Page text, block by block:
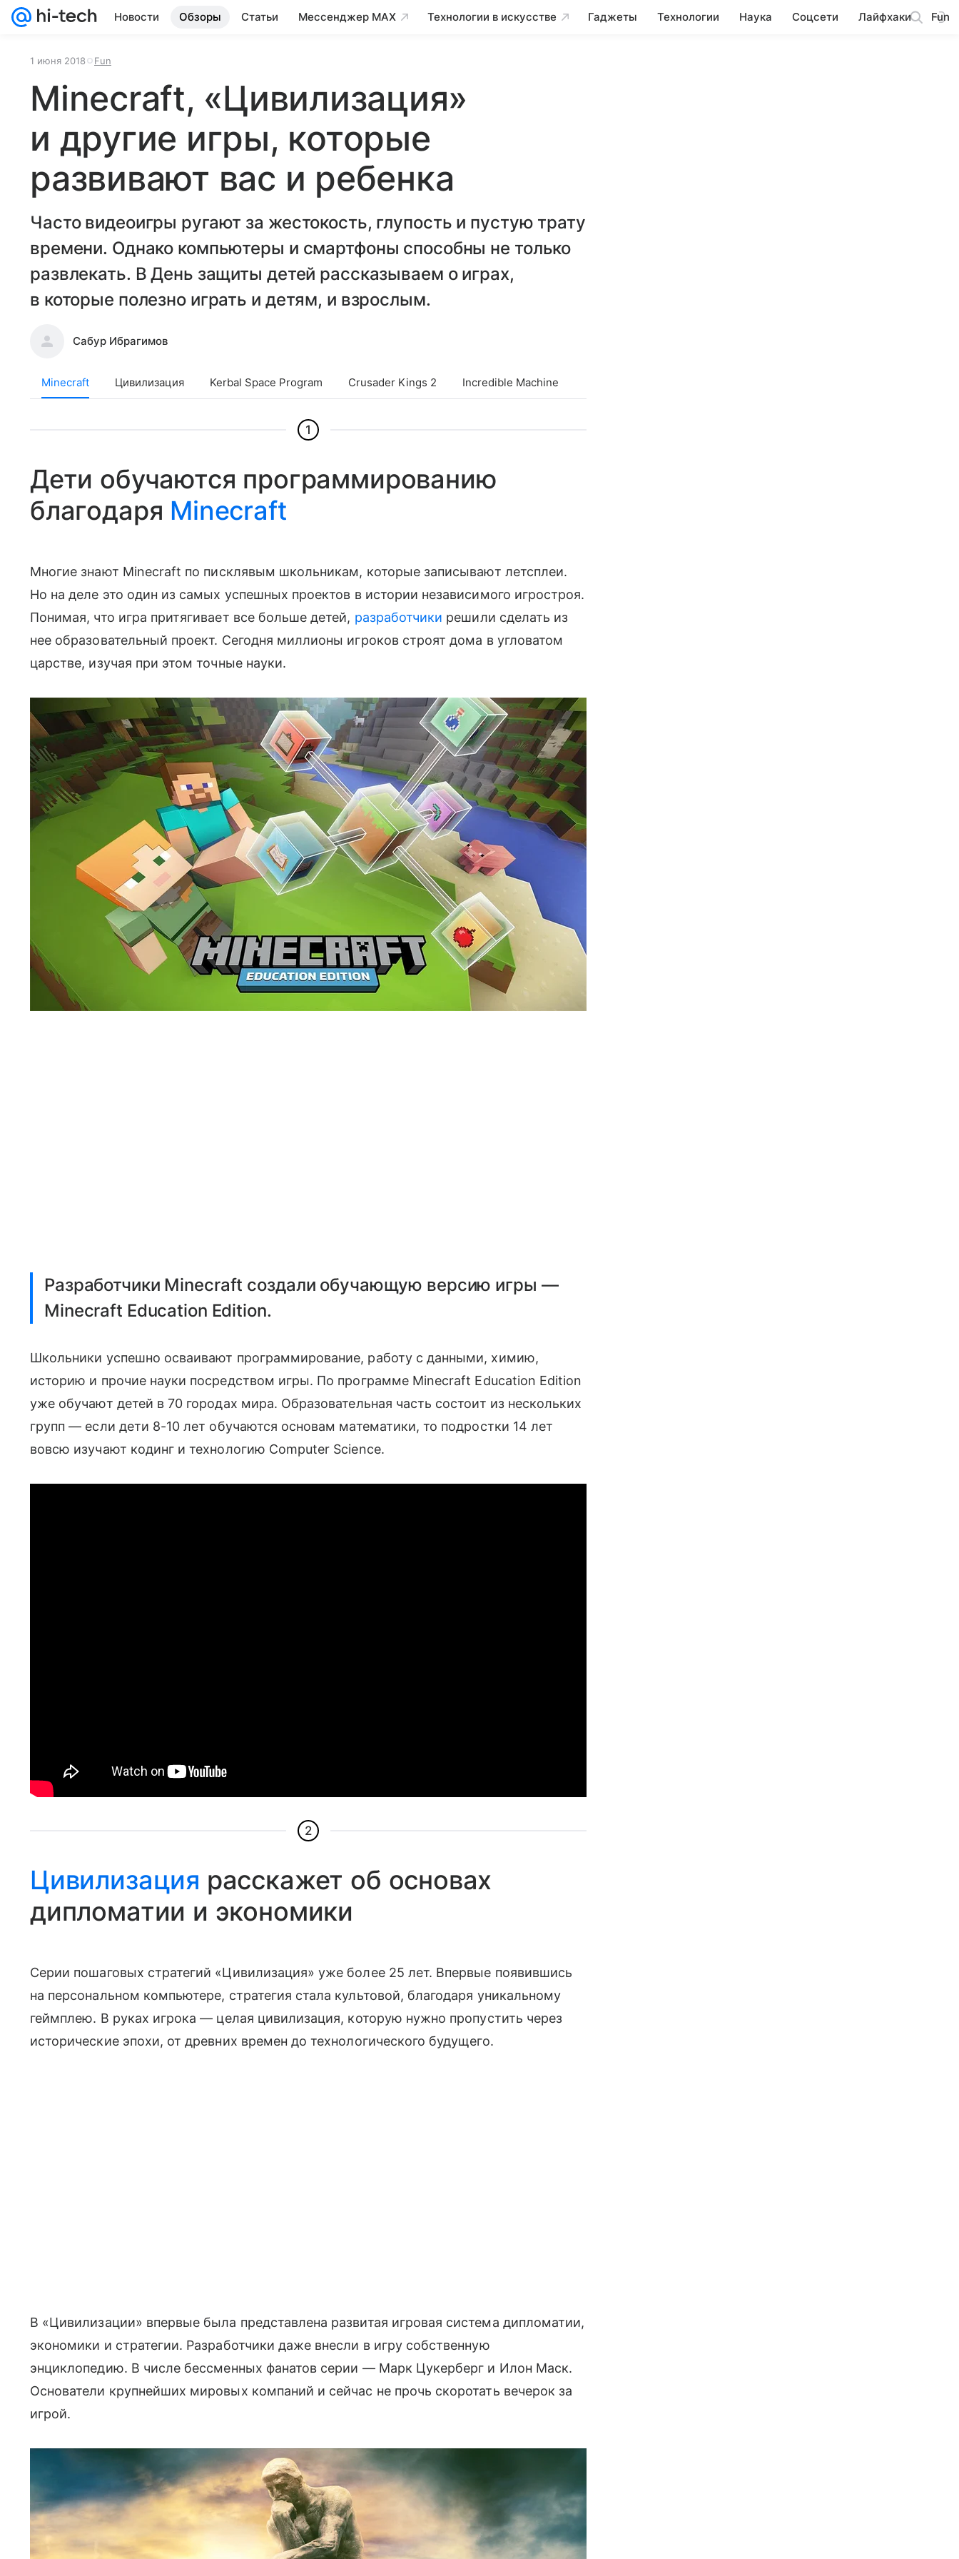
Новости Обзоры Статьи Мессенджер MAX Технологии в искусстве Гаджеты Технологии Наука Соцсети Лайфхаки Fun
1 июня 2018 Fun
Minecraft, «Цивилизация»
и другие игры, которые
развивают вас и ребенка
Часто видеоигры ругают за жестокость, глупость и пустую трату
времени. Однако компьютеры и смартфоны способны не только
развлекать. В День защиты детей рассказываем о играх,
в которые полезно играть и детям, и взрослым.
Сабур Ибрагимов
Minecraft Цивилизация Kerbal Space Program Crusader Kings 2 Incredible Machine
1
Дети обучаются программированию
благодаря Minecraft
Многие знают Minecraft по писклявым школьникам, которые записывают летсплеи.
Но на деле это один из самых успешных проектов в истории независимого игростроя.
Понимая, что игра притягивает все больше детей, разработчики решили сделать из
нее образовательный проект. Сегодня миллионы игроков строят дома в угловатом
царстве, изучая при этом точные науки.
Разработчики Minecraft создали обучающую версию игры —
Minecraft Education Edition.
Школьники успешно осваивают программирование, работу с данными, химию,
историю и прочие науки посредством игры. По программе Minecraft Education Edition
уже обучают детей в 70 городах мира. Образовательная часть состоит из нескольких
групп — если дети 8-10 лет обучаются основам математики, то подростки 14 лет
вовсю изучают кодинг и технологию Computer Science.
2
Цивилизация расскажет об основах
дипломатии и экономики
Серии пошаговых стратегий «Цивилизация» уже более 25 лет. Впервые появившись
на персональном компьютере, стратегия стала культовой, благодаря уникальному
геймплею. В руках игрока — целая цивилизация, которую нужно пропустить через
исторические эпохи, от древних времен до технологического будущего.
В «Цивилизации» впервые была представлена развитая игровая система дипломатии,
экономики и стратегии. Разработчики даже внесли в игру собственную
энциклопедию. В числе бессменных фанатов серии — Марк Цукерберг и Илон Маск.
Основатели крупнейших мировых компаний и сейчас не прочь скоротать вечерок за
игрой.